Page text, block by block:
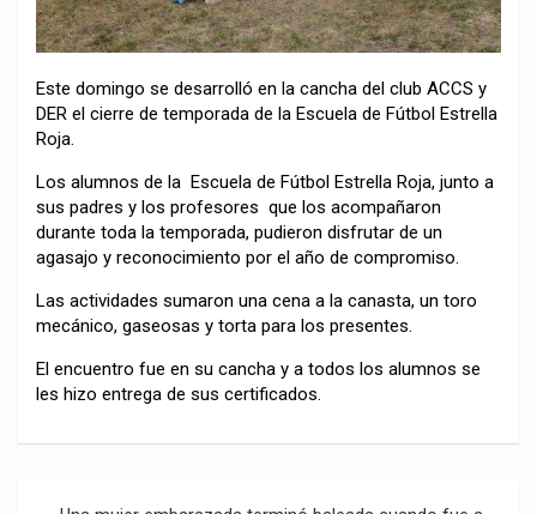
Este domingo se desarrolló en la cancha del club ACCS y
DER el cierre de temporada de la Escuela de Fútbol Estrella
Roja.
Los alumnos de la Escuela de Fútbol Estrella Roja, junto a
sus padres y los profesores que los acompañaron
durante toda la temporada, pudieron disfrutar de un
agasajo y reconocimiento por el año de compromiso.
Las actividades sumaron una cena a la canasta, un toro
mecánico, gaseosas y torta para los presentes.
El encuentro fue en su cancha y a todos los alumnos se
les hizo entrega de sus certificados.